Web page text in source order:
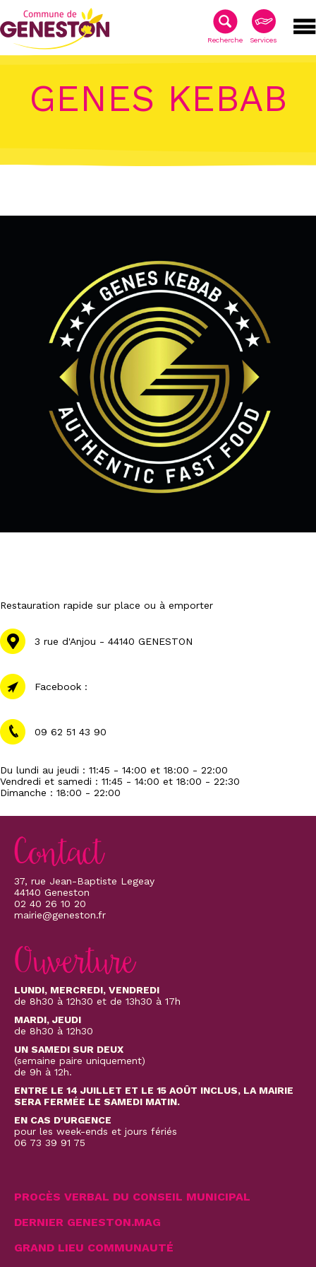
Recherche Services
GENES KEBAB
Restauration rapide sur place ou à emporter
3 rue d'Anjou - 44140 GENESTON
Facebook :
09 62 51 43 90
Du lundi au jeudi : 11:45 - 14:00 et 18:00 - 22:00
Vendredi et samedi : 11:45 - 14:00 et 18:00 - 22:30
Dimanche : 18:00 - 22:00
Contact
37, rue Jean-Baptiste Legeay
44140 Geneston
02 40 26 10 20
mairie@geneston.fr
Ouverture
LUNDI, MERCREDI, VENDREDI
de 8h30 à 12h30 et de 13h30 à 17h
MARDI, JEUDI
de 8h30 à 12h30
UN SAMEDI SUR DEUX
(semaine paire uniquement)
de 9h à 12h.
ENTRE LE 14 JUILLET ET LE 15 AOÛT INCLUS, LA MAIRIE
SERA FERMÉE LE SAMEDI MATIN.
EN CAS D'URGENCE
pour les week-ends et jours fériés
06 73 39 91 75
PROCÈS VERBAL DU CONSEIL MUNICIPAL
DERNIER GENESTON.MAG
GRAND LIEU COMMUNAUTÉ